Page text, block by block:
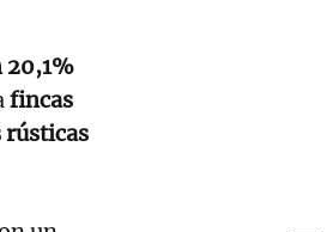
20,1%
fincas
rústicas